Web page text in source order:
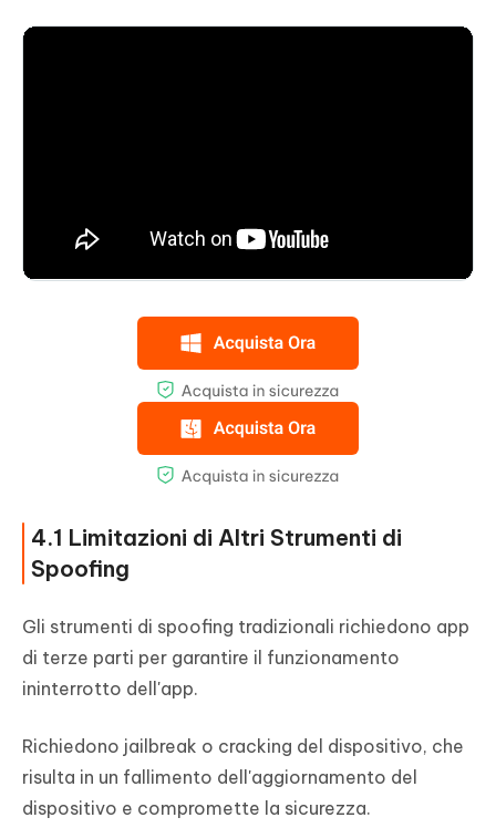
4.1 Limitazioni di Altri Strumenti di
Spoofing
Gli strumenti di spoofing tradizionali richiedono app
di terze parti per garantire il funzionamento
ininterrotto dell'app.
Richiedono jailbreak o cracking del dispositivo, che
risulta in un fallimento dell'aggiornamento del
dispositivo e compromette la sicurezza.